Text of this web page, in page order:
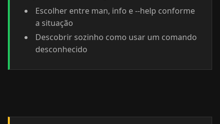
Escolher entre man, info e --help conforme
a situação
Descobrir sozinho como usar um comando
desconhecido